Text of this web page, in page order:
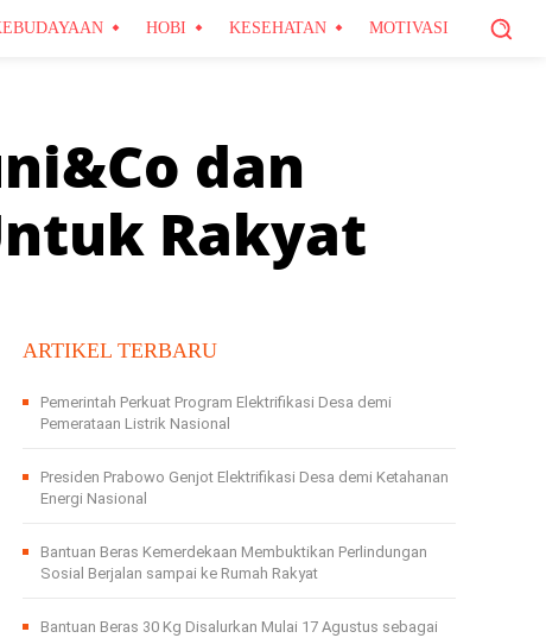
HOBI KESEHATAN MOTIVASI
dan
Rakyat
ARTIKEL TERBARU
Pemerintah Perkuat Program Elektrifikasi Desa demi
Pemerataan Listrik Nasional
Presiden Prabowo Genjot Elektrifikasi Desa demi Ketahanan
Energi Nasional
Bantuan Beras Kemerdekaan Membuktikan Perlindungan
Sosial Berjalan sampai ke Rumah Rakyat
Bantuan Beras 30 Kg Disalurkan Mulai 17 Agustus sebagai